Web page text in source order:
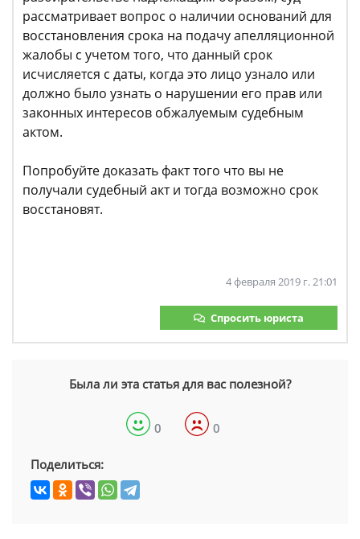
рассматривает вопрос о наличии оснований для
восстановления срока на подачу апелляционной
жалобы с учетом того, что данный срок
исчисляется с даты, когда это лицо узнало или
должно было узнать о нарушении его прав или
законных интересов обжалуемым судебным
актом.
Попробуйте доказать факт того что вы не
получали судебный акт и тогда возможно срок
восстановят.
4 февраля 2019 г. 21:01
Спросить юриста
Была ли эта статья для вас полезной?
0 0
Поделиться: